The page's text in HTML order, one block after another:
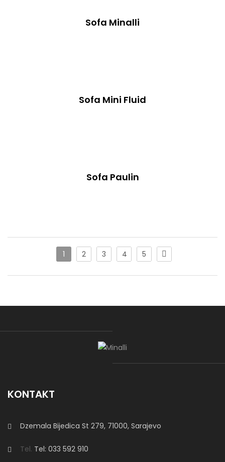
Sofa Minalli
Sofa Mini Fluid
Sofa Paulin
Ajla
Ugao “Ajla” je modernа ugaona garnitura koja posjeduje
Miami Relax
dijelom, dimenzija
nasloni omogućavaju veliki komfor pri
prema želji kupca.
1 2 3 4 5
KONTAKT
Dzemala Bijedica St 279, 71000, Sarajevo
Tel. Tel: 033 592 910